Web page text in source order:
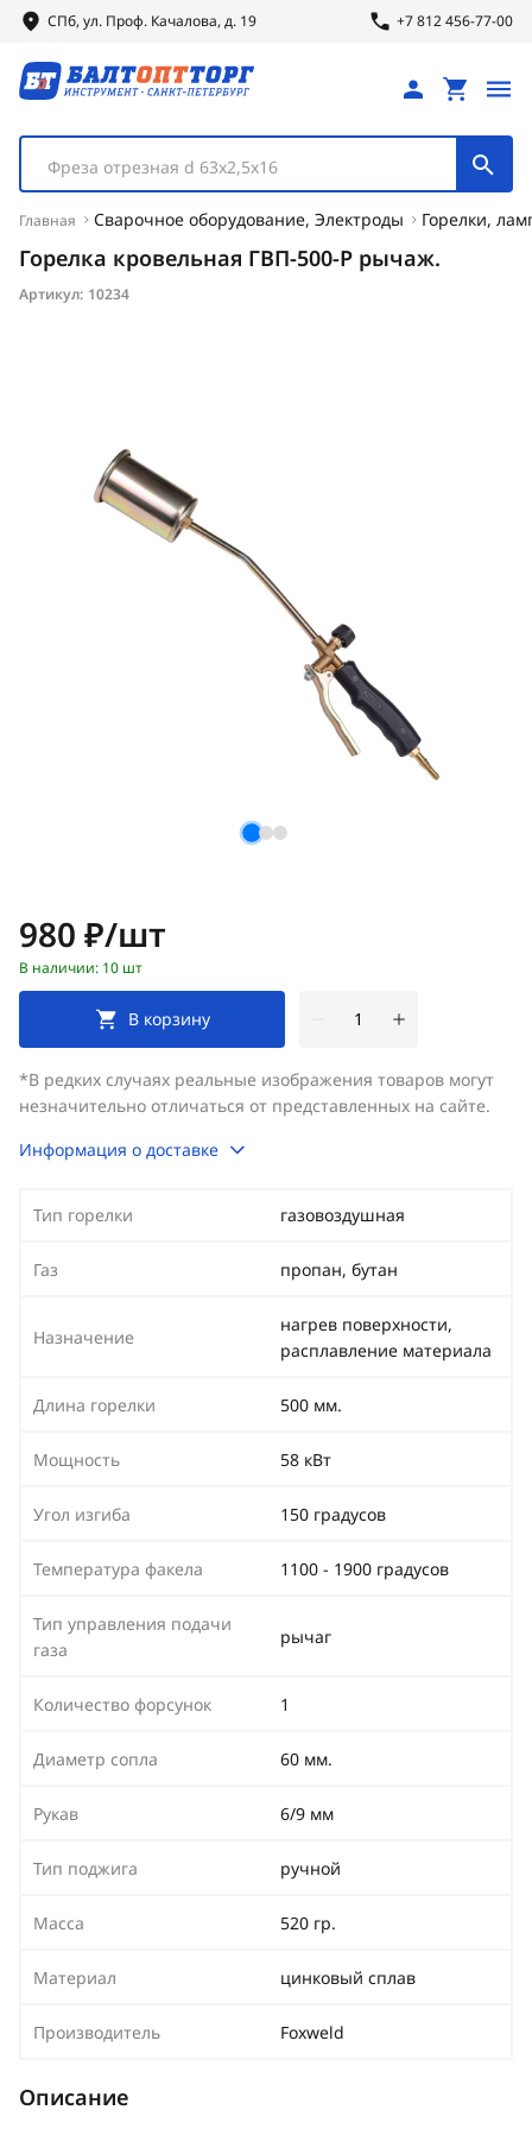
СПб, ул. Проф. Качалова, д. 19 +7 812 456-77-00
Фреза отрезная d 63х2,5х16
Главная Сварочное оборудование, Электроды Горелки,
Горелка кровельная ГВП-500-Р рычаж.
Артикул: 10234
Цена:
980 ₽/шт
В наличии: 10 шт
В корзину
*В редких случаях реальные изображения товаров могут
незначительно отличаться от представленных на сайте.
Информация о доставке
Тип горелки газовоздушная
Газ пропан, бутан
Назначение
нагрев поверхности,
расплавление материала
Длина горелки 500 мм.
Мощность 58 кВт
Угол изгиба 150 градусов
Температура факела 1100 - 1900 градусов
Тип управления подачи
газа
рычаг
Количество форсунок 1
Диаметр сопла 60 мм.
Рукав 6/9 мм
Тип поджига ручной
Масса 520 гр.
Материал цинковый сплав
Производитель Foxweld
Описание